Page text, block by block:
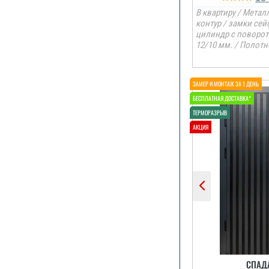
літню
брав саме
В квартиру /
контур / замки
цилиндр с
12/10 мм. /